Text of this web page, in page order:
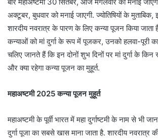
अक्टूबर, बुधवार को मनाई जाएगी. ज्योतिषियों के मुताबिक,
शारदीय नवरात्र के पारण के लिए कन्या पूजन किया
कन्याओं को मां दुर्गा के रूप में पूजकर, उनको हलवा-पूरी का
चलिए जानते हैं कि इन दोनों शुभ दिनों पर मां दुर्गा के किन
और क्या रहेगा कन्या पूजन का मुहूर्त.
महाअष्टमी 2025 कन्या पूजन मुहूर्त
महाअष्टमी के पूर्वी भारत में महा दुर्गाष्टमी के नाम से भी
दुर्गा पूजा का सबसे खास माना जाता है. शारदीय नवरात्र